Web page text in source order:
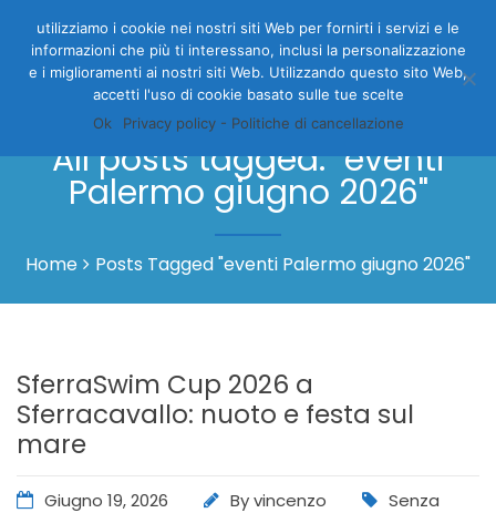
All posts tagged: "eventi
Palermo giugno 2026"
Home Posts Tagged "eventi Palermo giugno 2026"
SferraSwim Cup 2026 a
Sferracavallo: nuoto e festa sul
mare
Giugno 19, 2026 Byvincenzo
Senza
utilizziamo i cookie nei nostri siti Web per fornirti i servizi e le
informazioni che più ti interessano, inclusi la personalizzazione
e i miglioramenti ai nostri siti Web. Utilizzando questo sito Web,
accetti l'uso di cookie basato sulle tue scelte
Ok
Privacy policy - Politiche di cancellazione